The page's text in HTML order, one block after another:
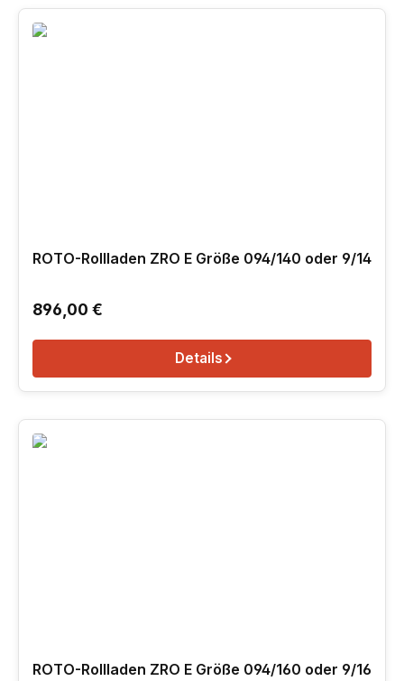
ROTO-Rollladen ZRO E Größe 094/140 oder 9/14
Regulärer Preis:
896,00 €
Details
ROTO-Rollladen ZRO E Größe 094/160 oder 9/16